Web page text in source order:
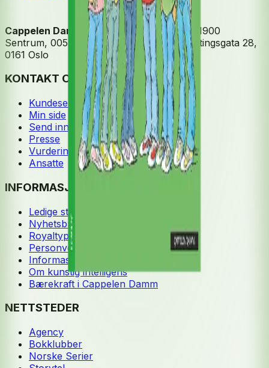
Cappelen Damm
| Postadresse: Postboks 1900
Sentrum, 0055 Oslo | Besøksadresse: Stortingsgata 28,
0161 Oslo
KONTAKT OSS
Kundeservice
Min side
Send inn manus
Presse
Vurderingseksemplar
Ansatte
INFORMASJON
Ledige stillinger
Nyhetsbrev
Royaltyportal
Personvern
Informasjonskapsler
Om kunstig intelligens
Bærekraft i Cappelen Damm
NETTSTEDER
Agency
Bokklubber
Norske Serier